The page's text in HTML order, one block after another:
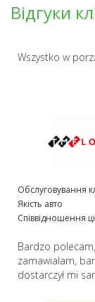
Відгуки
Wszystko w
Обслуговування
Якість авто
Співвідношення
Bardzo
zamawialam,
dostarczył mi